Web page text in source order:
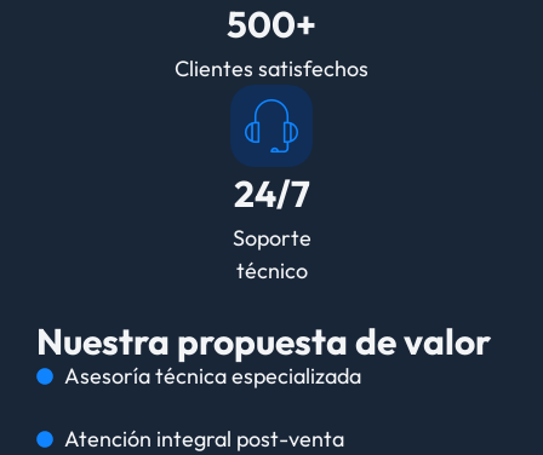
500+
Clientes satisfechos
24/7
Soporte
técnico
Nuestra propuesta de valor
Asesoría técnica especializada
Atención integral post-venta